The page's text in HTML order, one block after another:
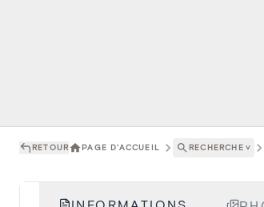
RETOUR PAGE D'ACCUEIL RECHERCHE ˅
INFORMATIONS